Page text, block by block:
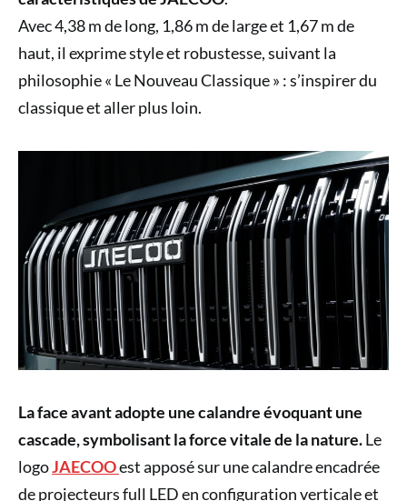
Avec 4,38 m de long, 1,86 m de large et 1,67 m de
haut, il exprime style et robustesse, suivant la
philosophie « Le Nouveau Classique » : s’inspirer du
classique et aller plus loin.
La face avant adopte une calandre évoquant une
cascade, symbolisant la force vitale de la nature.Le
logoJAECOOest apposé sur une calandre encadrée
de projecteurs full LED en configuration verticale et